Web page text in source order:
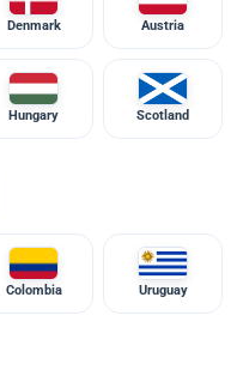
Denmark Austria
Hungary Scotland
Colombia Uruguay